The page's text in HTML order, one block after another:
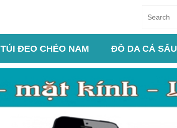
TÚI ĐEO CHÉO NAM ĐỒ DA CÁ SẤU